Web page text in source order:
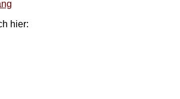
hier: